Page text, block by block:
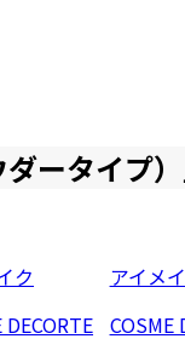
ータイプ）
ク
DECORTE
アイメ
COSME